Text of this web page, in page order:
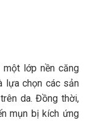
một lớp nền căng
lựa chọn các sản
da. Đồng thời,
mụn bị kích ứng